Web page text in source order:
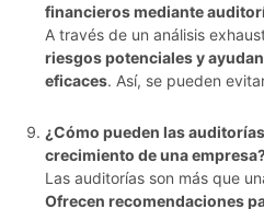
financieros mediante
A través de un análisis
riesgos potenciales y
eficaces. Así, se pueden
¿Cómo pueden las
crecimiento de una
Las auditorías son más que
Ofrecen recomendaciones